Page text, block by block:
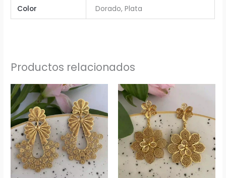
Color Dorado, Plata
Productos relacionados